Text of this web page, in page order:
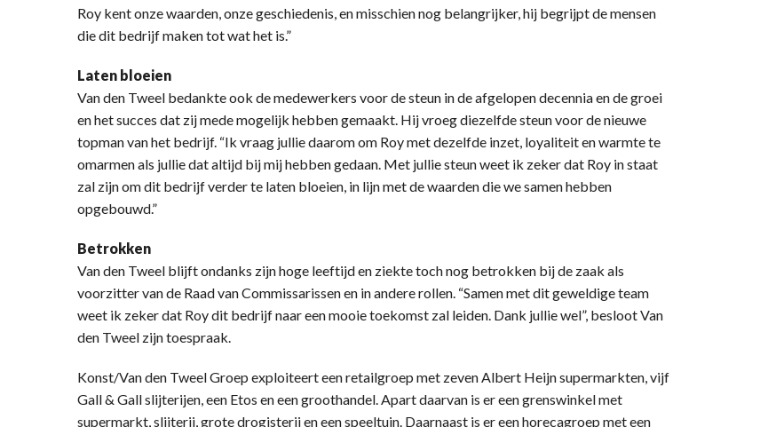
Roy kent onze waarden, onze geschiedenis, en misschien nog belangrijker, hij begrijpt de mensen
die dit bedrijf maken tot wat het is.”
Laten bloeien
Van den Tweel bedankte ook de medewerkers voor de steun in de afgelopen decennia en de groei
en het succes dat zij mede mogelijk hebben gemaakt. Hij vroeg diezelfde steun voor de nieuwe
topman van het bedrijf. “Ik vraag jullie daarom om Roy met dezelfde inzet, loyaliteit en warmte te
omarmen als jullie dat altijd bij mij hebben gedaan. Met jullie steun weet ik zeker dat Roy in staat
zal zijn om dit bedrijf verder te laten bloeien, in lijn met de waarden die we samen hebben
opgebouwd.”
Betrokken
Van den Tweel blijft ondanks zijn hoge leeftijd en ziekte toch nog betrokken bij de zaak als
voorzitter van de Raad van Commissarissen en in andere rollen. “Samen met dit geweldige team
weet ik zeker dat Roy dit bedrijf naar een mooie toekomst zal leiden. Dank jullie wel”, besloot Van
den Tweel zijn toespraak.
Konst/Van den Tweel Groep exploiteert een retailgroep met zeven Albert Heijn supermarkten, vijf
Gall & Gall slijterijen, een Etos en een groothandel. Apart daarvan is er een grenswinkel met
supermarkt, slijterij, grote drogisterij en een speeltuin. Daarnaast is er een horecagroep met een